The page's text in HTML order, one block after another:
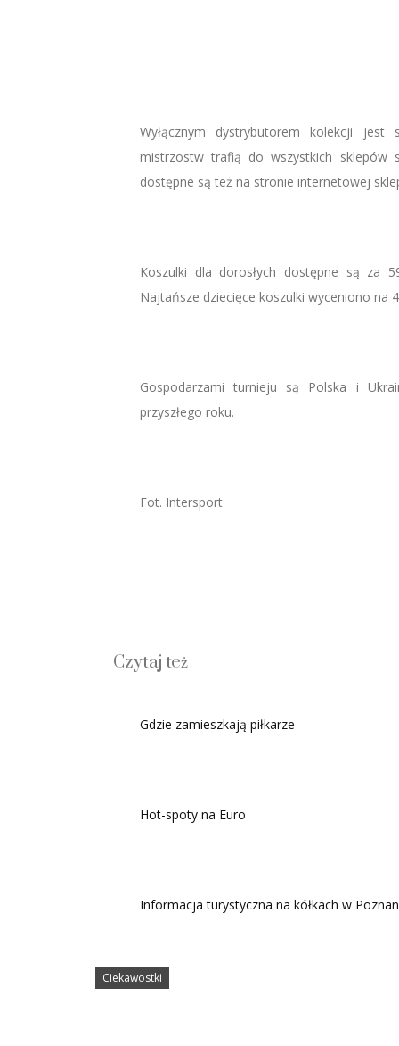
Ciekawostki
Wyłącznym dystrybutorem kolekcji
mistrzostw trafią do wszystkich sklepów
dostępne są też na stronie internetowej
Koszulki dla dorosłych dostępne są za
Najtańsze dziecięce koszulki wyceniono na
Gospodarzami turnieju są Polska i
przyszłego roku.
Fot. Intersport
Czytaj też
Gdzie zamieszkają piłkarze
Hot-spoty na Euro
Informacja turystyczna na kółkach w